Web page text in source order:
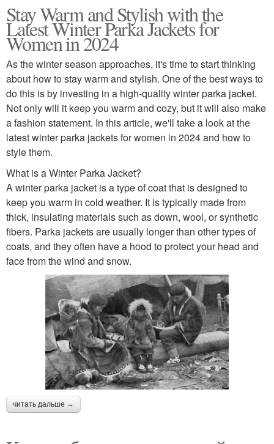
Stay Warm and Stylish with the
Latest Winter Parka Jackets for
Women in 2024
As the winter season approaches, it's time to start thinking
about how to stay warm and stylish. One of the best ways to
do this is by investing in a high-quality winter parka jacket.
Not only will it keep you warm and cozy, but it will also make
a fashion statement. In this article, we'll take a look at the
latest winter parka jackets for women in 2024 and how to
style them.
What is a Winter Parka Jacket?
A winter parka jacket is a type of coat that is designed to
keep you warm in cold weather. It is typically made from
thick, insulating materials such as down, wool, or synthetic
fibers. Parka jackets are usually longer than other types of
coats, and they often have a hood to protect your head and
face from the wind and snow.
читать дальше →